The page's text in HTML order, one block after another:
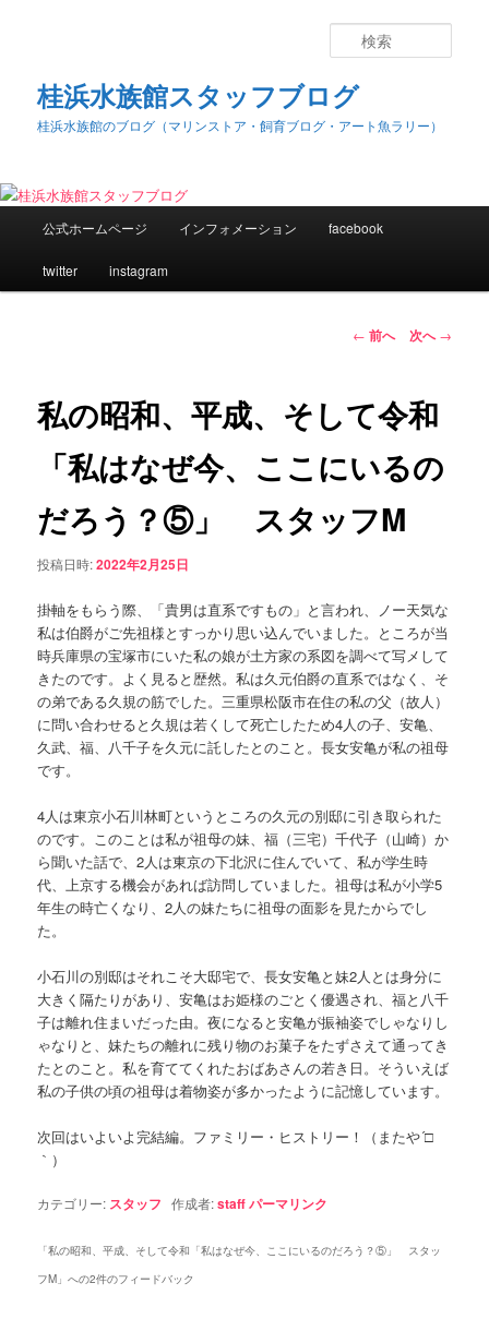
桂浜水族館スタッフブログ
桂浜水族館のブログ（マリンストア・飼育ブログ・アート魚ラリー）
索
メ
メ
イ
ン
テ
ン
ツ
へ
移
動
公式ホームページ インフォメーション facebook
twitter instagram
投
ビ
ゲ
シ
ン
← 前へ 次へ→
私の昭和、平成、そして令和
「私はなぜ今、ここにいるの
だろう？⑤」 スタッフM
投稿日時:2022年2月25日
掛軸をもらう際、「貴男は直系ですもの」と言われ、ノー天気な
私は伯爵がご先祖様とすっかり思い込んでいました。ところが当
時兵庫県の宝塚市にいた私の娘が土方家の系図を調べて写メして
きたのです。よく見ると歴然。私は久元伯爵の直系ではなく、そ
の弟である久規の筋でした。三重県松阪市在住の私の父（故人）
に問い合わせると久規は若くして死亡したため4人の子、安亀、
久武、福、八千子を久元に託したとのこと。長女安亀が私の祖母
です。
4人は東京小石川林町というところの久元の別邸に引き取られた
のです。このことは私が祖母の妹、福（三宅）千代子（山崎）か
ら聞いた話で、2人は東京の下北沢に住んでいて、私が学生時
代、上京する機会があれば訪問していました。祖母は私が小学5
年生の時亡くなり、2人の妹たちに祖母の面影を見たからでし
た。
小石川の別邸はそれこそ大邸宅で、長女安亀と妹2人とは身分に
大きく隔たりがあり、安亀はお姫様のごとく優遇され、福と八千
子は離れ住まいだった由。夜になると安亀が振袖姿でしゃなりし
ゃなりと、妹たちの離れに残り物のお菓子をたずさえて通ってき
たとのこと。私を育ててくれたおばあさんの若き日。そういえば
私の子供の頃の祖母は着物姿が多かったように記憶しています。
次回はいよいよ完結編。ファミリー・ヒストリー！（またや´□
｀）
カテゴリー: スタッフ 作成者:staffパーマリンク
「私の昭和、平成、そして令和「私はなぜ今、ここにいるのだろう？⑤」 スタッ
フM 」への2件のフィードバック